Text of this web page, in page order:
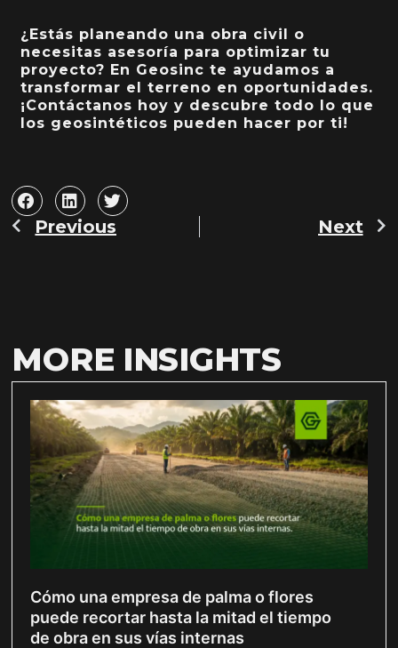
¿Estás planeando una obra civil o
necesitas asesoría para optimizar tu
proyecto? En Geosinc te ayudamos a
transformar el terreno en oportunidades.
¡Contáctanos hoy y descubre todo lo que
los geosintéticos pueden hacer por ti!
Prev
Previous Next
MORE INSIGHTS
Cómo una empresa de palma o flores
puede recortar hasta la mitad el tiempo
de obra en sus vías internas